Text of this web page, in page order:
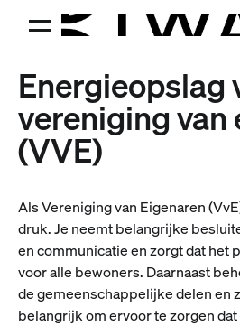
Energieopslag
vereniging van
(VVE)
Als Vereniging van Eigenaren
druk. Je neemt belangrijke
en communicatie en zorgt dat het
voor alle bewoners. Daarnaast
de gemeenschappelijke delen en
belangrijk om ervoor te zorgen